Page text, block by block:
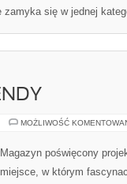
zamyka się w jednej
MOŻLIWOŚĆ
Magazyn poświęcony
miejsce, w którym